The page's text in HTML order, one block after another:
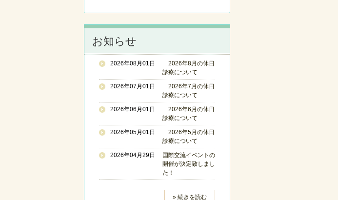
お知らせ
2026年08月01日
2026年8月の休日
診療について
2026年07月01日
2026年7月の休日
診療について
2026年06月01日
2026年6月の休日
診療について
2026年05月01日
2026年5月の休日
診療について
2026年04月29日
国際交流イベントの
開催が決定致しまし
た！
» 続きを読む